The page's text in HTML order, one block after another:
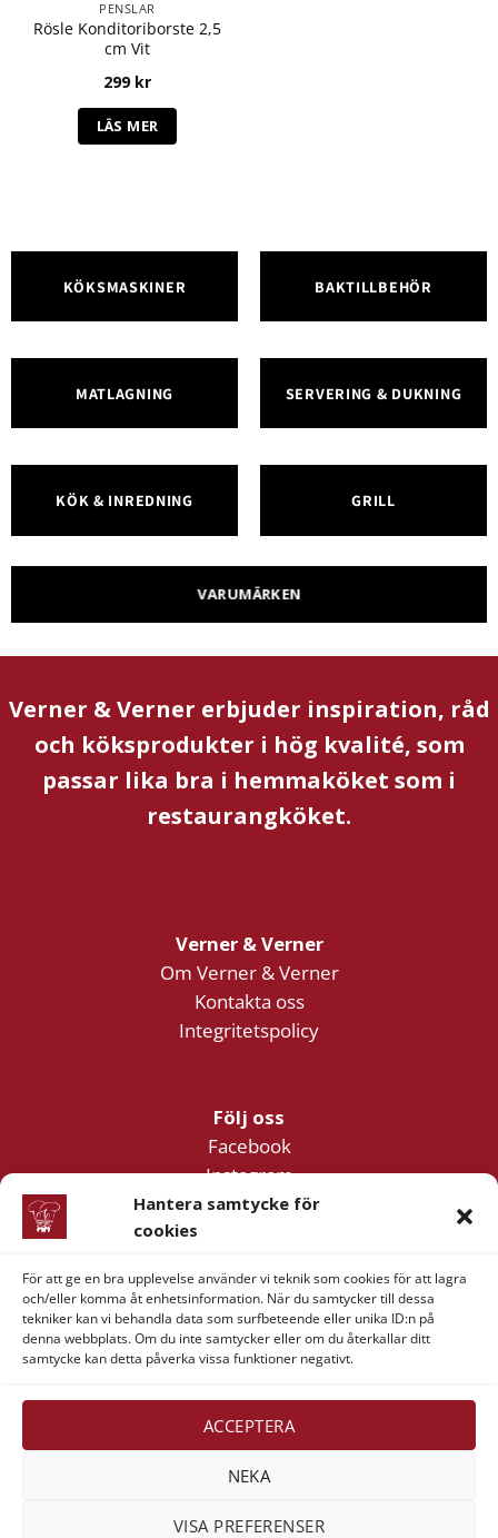
Hantera samtycke för
cookies
För att ge en bra upplevelse använder vi teknik som cookies för att lagra
och/eller komma åt enhetsinformation. När du samtycker till dessa
tekniker kan vi behandla data som surfbeteende eller unika ID:n på
denna webbplats. Om du inte samtycker eller om du återkallar ditt
samtycke kan detta påverka vissa funktioner negativt.
ACCEPTERA
NEKA
VISA PREFERENSER
PENSLAR
Rösle Konditoriborste 2,5
cm Vit
299 kr
LÄS MER
KÖKSMASKINER BAKTILLBEHÖR
MATLAGNING SERVERING & DUKNING
KÖK & INREDNING GRILL
VARUMÄRKEN
Verner & Verner erbjuder inspiration, råd
och köksprodukter i hög kvalité, som
passar lika bra i hemmaköket som i
restaurangköket.
Verner & Verner
Om Verner & Verner
Kontakta oss
Integritetspolicy
Följ oss
Facebook
Instagram
YouTube
Företagsinformation
Verner & Verner Nordstan AB
Lilla Klädpressaregatan 11
Visa MasterCardAmerican